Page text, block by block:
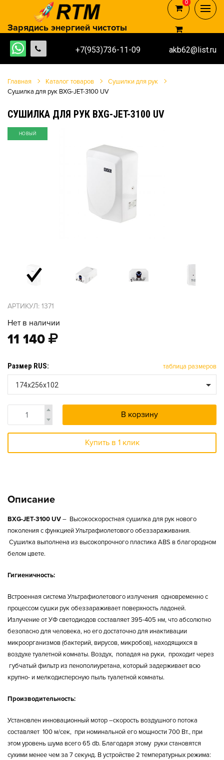
+7(953)736-11-09 akb62@list.ru
Зарядись энергией чистоты
0
0
Главная Каталог товаров
Сушилки для рук
Сушилка для рук BXG-JET-3100 UV
СУШИЛКА ДЛЯ РУК BXG-JET-3100 UV
НОВЫЙ
АРТИКУЛ: 1371
Нет в наличии
11 140
Размер RUS: таблица размеров
174х256х102
В корзину
Купить в 1 клик
Описание
BXG-JET-3100 UV– Высокоскоростная сушилка для рук нового
поколения с функцией Ультрафиолетового обеззараживания.
Сушилка выполнена из высокопрочного пластика ABS в благородном
белом цвете.
Гигиеничность:
Встроенная система Ультрафиолетового излучения одновременно с
процессом сушки рук обеззараживает поверхность ладоней.
Излучение от УФ светодиодов составляет 395-405 нм, что абсолютно
безопасно для человека, но его достаточно для инактивации
микроорганизмов (бактерий, вирусов, микробов), находящихся в
воздухе туалетной комнаты. Воздух, попадая на руки, проходит через
губчатый фильтр из пенополиуретана, который задерживает всю
крупно- и мелкодисперсную пыль туалетной комнаты.
Производительность:
Установлен инновационный мотор –скорость воздушного потока
составляет 100 м/сек, при номинальной его мощности 700 Вт., при
этом уровень шума всего 65 db. Благодаря этому руки становятся
сухими менее чем за 7 секунд. В устройстве 2 температурных режима: